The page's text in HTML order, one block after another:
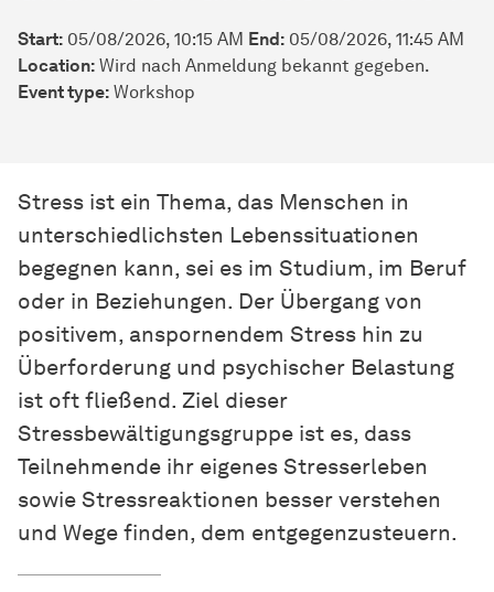
Start: 05/08/2026, 10:15 AM End: 05/08/2026, 11:45 AM
Location: Wird nach Anmeldung bekannt gegeben.
Event type: Workshop
Stress ist ein Thema, das Menschen in
unterschiedlichsten Lebenssituationen
begegnen kann, sei es im Studium, im Beruf
oder in Beziehungen. Der Übergang von
positivem, anspornendem Stress hin zu
Überforderung und psychischer Belastung
ist oft fließend. Ziel dieser
Stressbewältigungsgruppe ist es, dass
Teilnehmende ihr eigenes Stresserleben
sowie Stressreaktionen besser verstehen
und Wege finden, dem entgegenzusteuern.